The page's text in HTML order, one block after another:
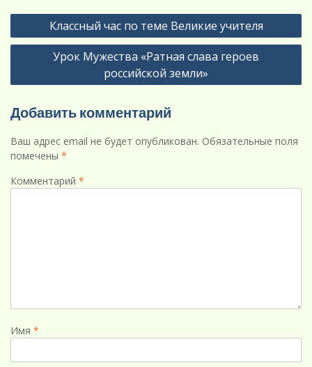
Навигация
по
записям
Классный час по теме Великие учителя
Урок Мужества «Ратная слава героев
российской земли»
Добавить комментарий
Ваш адрес email не будет опубликован. Обязательные поля
помечены *
Комментарий *
Имя *